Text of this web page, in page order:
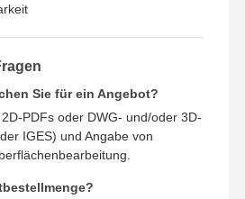
Sie für ein Angebot?
PDFs oder DWG- und/oder 3D-
IGES) und Angabe von